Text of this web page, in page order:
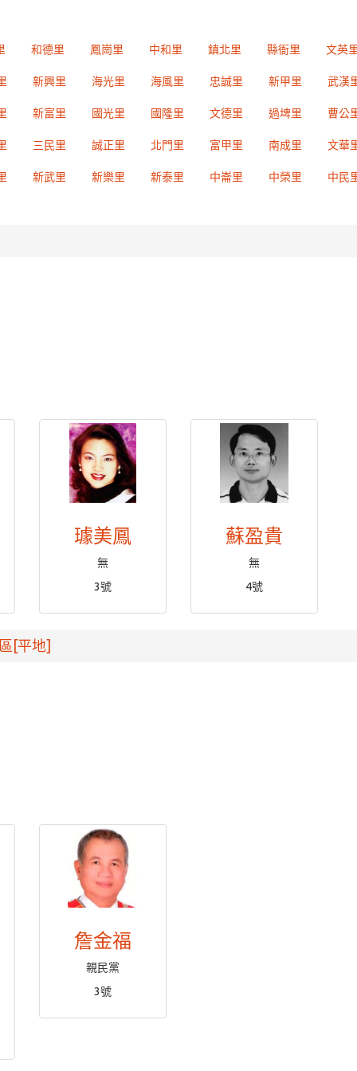
和德里 鳳崗里 中和里 鎮北里 縣衙里 文英
新興里 海光里 海風里 忠誠里 新甲里 武漢
新富里 國光里 國隆里 文德里 過埤里 曹公
三民里 誠正里 北門里 富甲里 南成里 文華
新武里 新樂里 新泰里 中崙里 中榮里 中民
璩美鳳
無
3號
蘇盈貴
無
4號
[平地]
詹金福
親民黨
3號